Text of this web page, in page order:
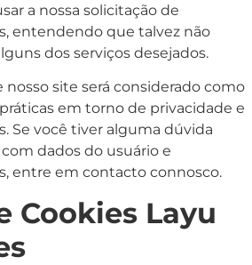
a nossa solicitação de
entendendo que talvez não
dos serviços desejados.
site será considerado como
em torno de privacidade e
Se você tiver alguma dúvida
dados do usuário e
entre em contacto connosco.
Cookies Layu